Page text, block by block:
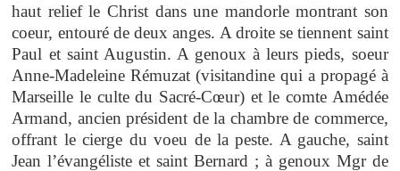
haut relief le Christ dans une mandorle montrant son
coeur, entouré de deux anges. A droite se tiennent saint
Paul et saint Augustin. A genoux à leurs pieds, soeur
Anne-Madeleine Rémuzat (visitandine qui a propagé à
Marseille le culte du Sacré-Cœur) et le comte Amédée
Armand, ancien président de la chambre de commerce,
offrant le cierge du voeu de la peste. A gauche, saint
Jean l’évangéliste et saint Bernard ; à genoux Mgr de